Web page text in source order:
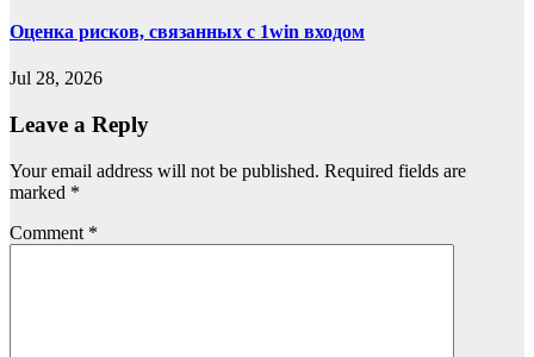
Оценка рисков, связанных с 1win входом
Jul 28, 2026
Leave a Reply
Your email address will not be published. Required fields are
marked *
Comment *